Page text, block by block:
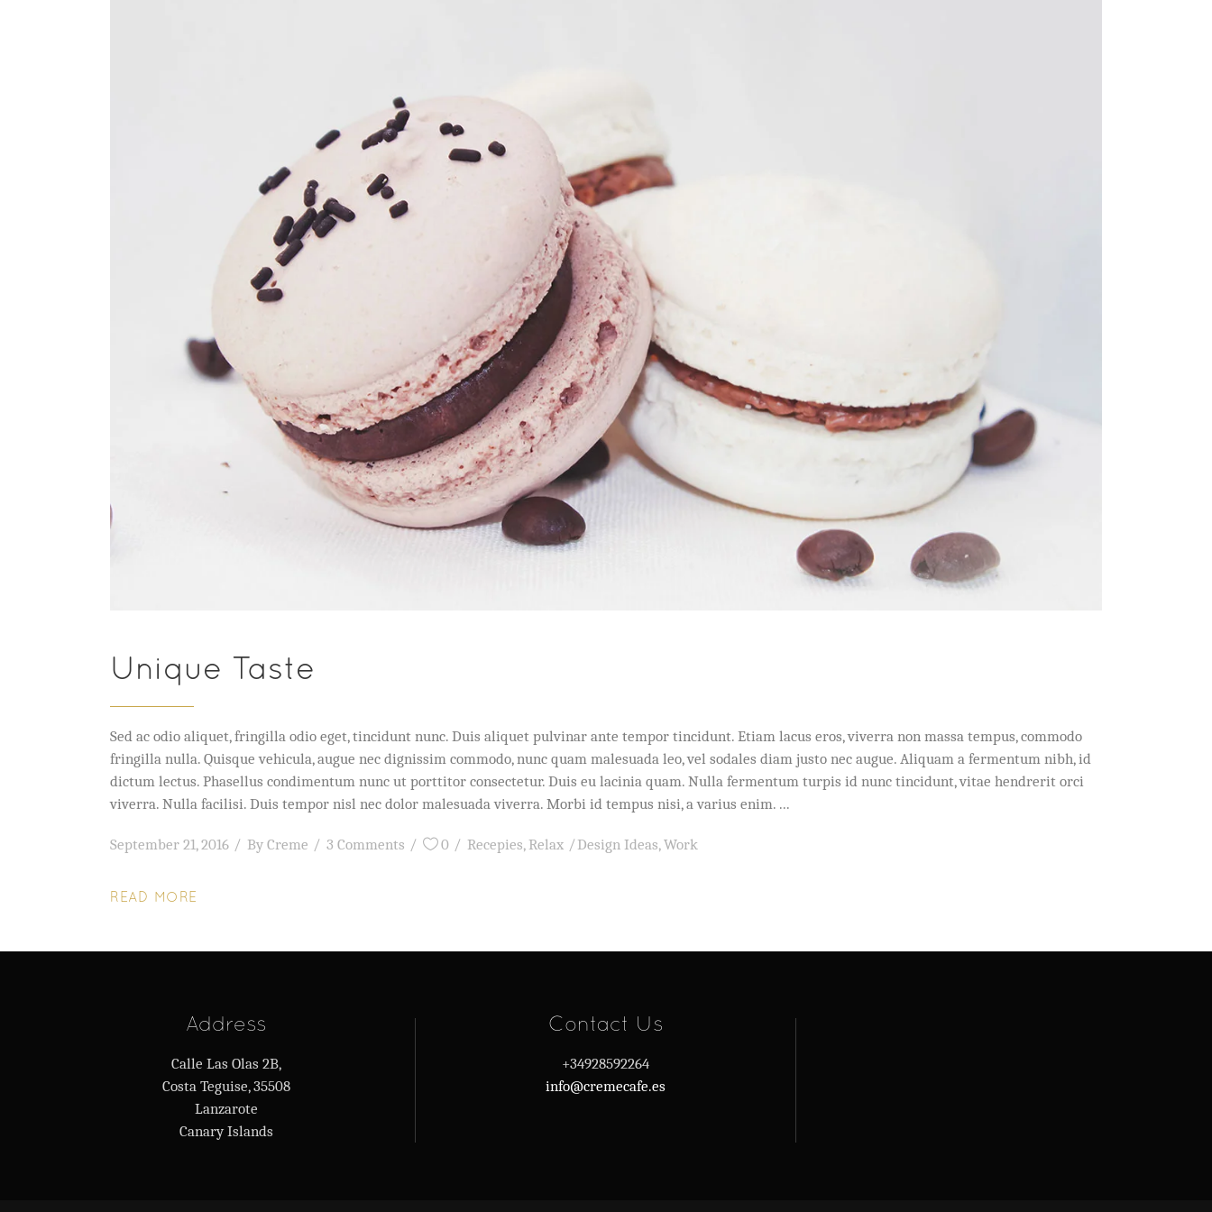
Unique Taste
Sed ac odio aliquet, fringilla odio eget, tincidunt nunc. Duis aliquet pulvinar ante tempor tincidunt. Etiam lacus eros, viverra non massa tempus, commodo
fringilla nulla. Quisque vehicula, augue nec dignissim commodo, nunc quam malesuada leo, vel sodales diam justo nec augue. Aliquam a fermentum nibh, id
dictum lectus. Phasellus condimentum nunc ut porttitor consectetur. Duis eu lacinia quam. Nulla fermentum turpis id nunc tincidunt, vitae hendrerit orci
viverra. Nulla facilisi. Duis tempor nisl nec dolor malesuada viverra. Morbi id tempus nisi, a varius enim.
September 21, 2016 By Creme 3 Comments 0 Recepies,Relax Design Ideas,Work
READ MORE
Address
Calle Las Olas 2B,
Costa Teguise, 35508
Lanzarote
Canary Islands
Contact Us
+34928592264
info@cremecafe.es